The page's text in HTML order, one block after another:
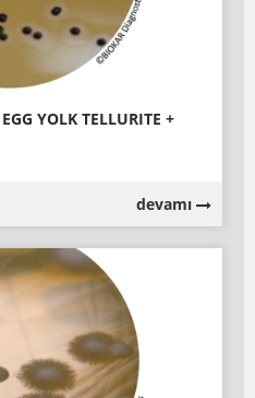
YOLK TELLURITE +
devamı